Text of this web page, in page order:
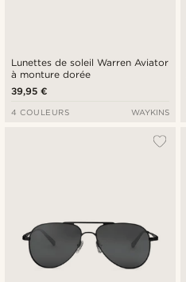
Lunettes de soleil Warren Aviator
à monture dorée
39,95 €
4 COULEURS WAYKINS